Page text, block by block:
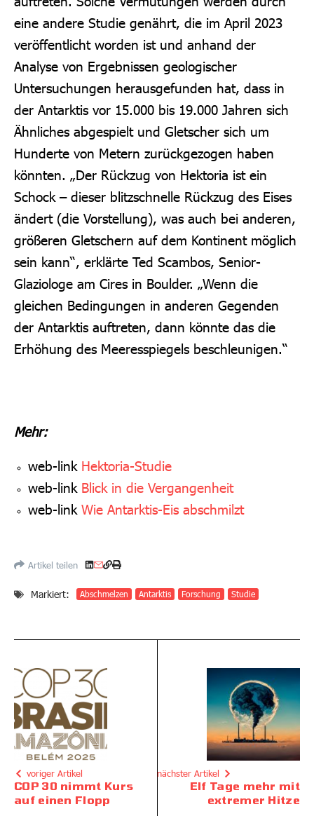
eine andere Studie genährt, die im April 2023
veröffentlicht worden ist und anhand der
Analyse von Ergebnissen geologischer
Untersuchungen herausgefunden hat, dass in
der Antarktis vor 15.000 bis 19.000 Jahren sich
Ähnliches abgespielt und Gletscher sich um
Hunderte von Metern zurückgezogen haben
könnten. „Der Rückzug von Hektoria ist ein
Schock – dieser blitzschnelle Rückzug des Eises
ändert (die Vorstellung), was auch bei anderen,
größeren Gletschern auf dem Kontinent möglich
sein kann“, erklärte Ted Scambos, Senior-
Glaziologe am Cires in Boulder. „Wenn die
gleichen Bedingungen in anderen Gegenden
der Antarktis auftreten, dann könnte das die
Erhöhung des Meeresspiegels beschleunigen.“
Mehr:
web-link Hektoria-Studie
web-link Blick in die Vergangenheit
web-link Wie Antarktis-Eis abschmilzt
Artikel teilen
Markiert: Abschmelzen Antarktis Forschung Studie
voriger Artikel
COP 30 nimmt Kurs
auf einen Flopp
nächster Artikel
Elf Tage mehr mit
extremer Hitze